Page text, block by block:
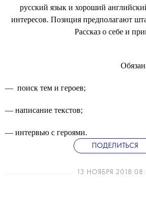
русский язык и хороший
интересов. Позиция предполагают
Рассказ о себе и
— поиск тем и героев;
— написание текстов;
— интервью с героями.
ПОДЕЛИТЬСЯ
13 НОЯБРЯ 2018